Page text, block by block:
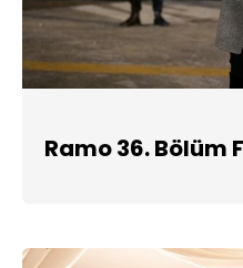
Ramo 36. Bölüm